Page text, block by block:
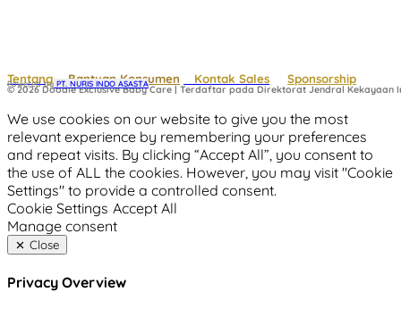
Tentang Bantuan Konsumen Kontak Sales Sponsorship
© 2026 Doodle Exclusive Baby Care | Terdaftar pada Direktorat Jendral Kekayaan
Powered by PT. NURIS INDO ASASTA
We use cookies on our website to give you the most
relevant experience by remembering your preferences
and repeat visits. By clicking “Accept All”, you consent to
the use of ALL the cookies. However, you may visit "Cookie
Settings" to provide a controlled consent.
Cookie Settings Accept All
Manage consent
Close
Privacy Overview